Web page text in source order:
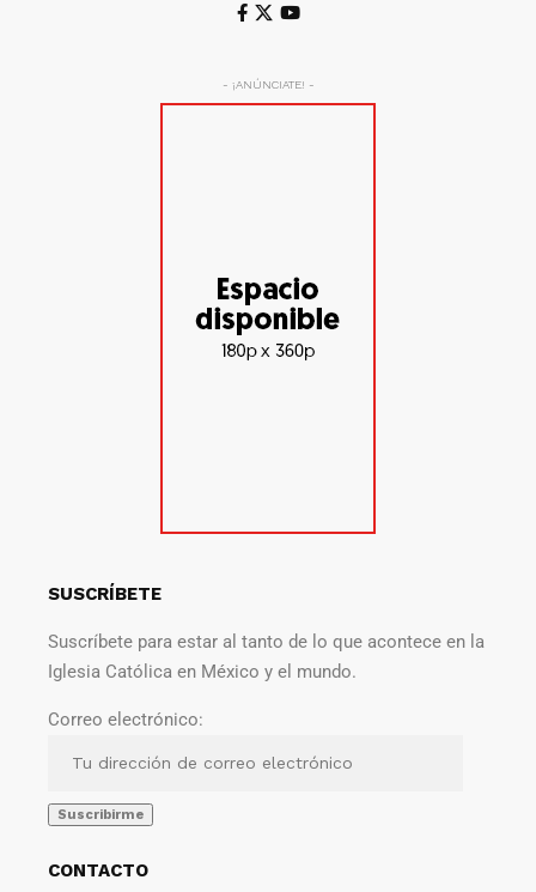
- ¡ANÚNCIATE! -
SUSCRÍBETE
Suscríbete para estar al tanto de lo que acontece en la
Iglesia Católica en México y el mundo.
Correo electrónico:
CONTACTO